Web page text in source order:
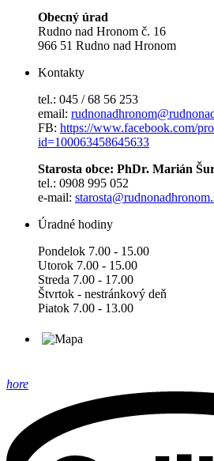
Obecný úrad
Rudno nad Hronom č. 16
966 51 Rudno nad Hronom
Kontakty
tel.: 045 / 68 56 253
email:
FB: https://www.facebook.com/
id=100063458645633
Starosta obce: PhDr. Marián
tel.: 0908 995 052
e-mail:
Úradné hodiny
Pondelok 7.00 - 15.00
Utorok 7.00 - 15.00
Streda 7.00 - 17.00
Štvrtok - nestránkový deň
Piatok 7.00 - 13.00
hore